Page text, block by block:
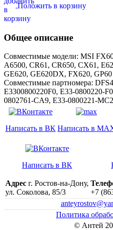
Положить в корзину
Общее описание
Совместимые модели: MSI
A6500, CR61, CR650, CX61,
GE620, GE620DX, FX620, GP60
Совместимые партномера:
E3300800220F0, E33-0800220-
0802761-CA9, E33-0800221-
Написать в ВК Написать в
Написать в ВК
Адрес г. Ростов-на-Дону,
ул. Соколова, 85/3
+7
Политика
© Антей